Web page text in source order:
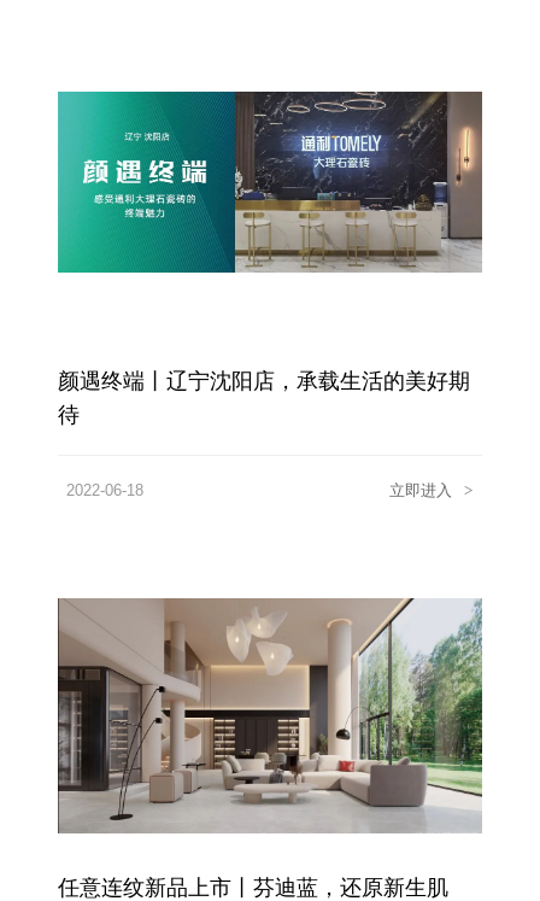
颜遇终端丨辽宁沈阳店，承载生活的美好期
待
2022-06-18 立即进入 >
任意连纹新品上市丨芬迪蓝，还原新生肌